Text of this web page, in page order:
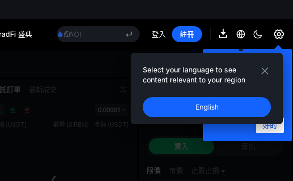
盛典
AAOI
SKYAI
UNITREE 8.10 科創板申購
UNITREE 8.10 科創板申購
SPCX 解禁不跌反漲
登入 註冊
為了提供更便捷的操作界
面，現貨交易頁面的預設佈
局已更新。您可以在偏好設
定中重新設定頁面佈局。
好的
Select your language to see
content relevant to your region
English
訂單 最新成交
0.00001
(USDT) 數量 (SIREN) 金額 (USDT)
作。
現貨交易 合約
買入 賣出
限價 市價 止盈止損